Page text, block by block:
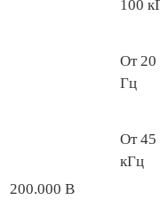
100
200.000 В
От 20
Гц
От 45
кГц